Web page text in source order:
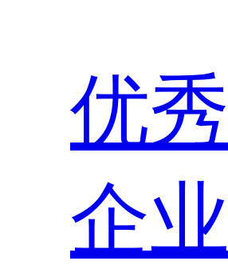
优
企